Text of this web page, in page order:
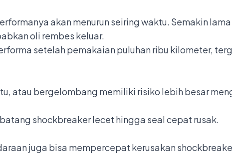
akan menurun seiring waktu. Semakin
oli rembes keluar.
setelah pemakaian puluhan ribu kilometer,
atau bergelombang memiliki risiko lebih besar
shockbreaker lecet hingga seal cepat rusak.
juga bisa mempercepat kerusakan